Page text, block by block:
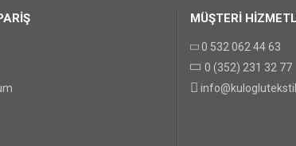
GÖNDER
MÜŞTERİ
0 532 062 44 63
0 (352) 231 32 77